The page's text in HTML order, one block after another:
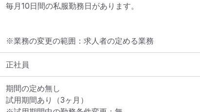
毎月10日間の私服勤務日があります。
※業務の変更の範囲：求人者の定める業務
正社員
期間の定め無し
試用期間あり（3ヶ月）